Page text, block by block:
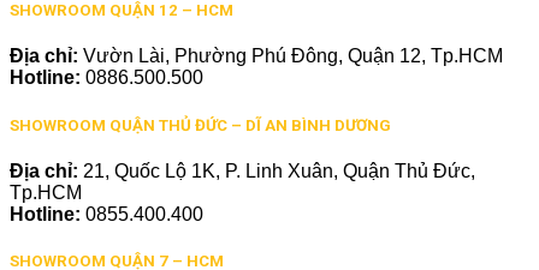
SHOWROOM QUẬN 12 – HCM
Địa chỉ: Vườn Lài, Phường Phú Đông, Quận 12, Tp.HCM
Hotline: 0886.500.500
SHOWROOM QUẬN THỦ ĐỨC – DĨ AN BÌNH DƯƠNG
Địa chỉ: 21, Quốc Lộ 1K, P. Linh Xuân, Quận Thủ Đức,
Tp.HCM
Hotline: 0855.400.400
SHOWROOM QUẬN 7 – HCM